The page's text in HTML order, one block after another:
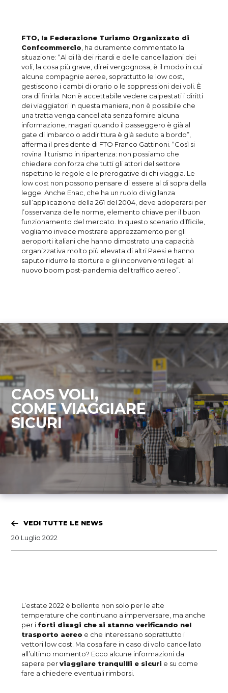
FTO, la Federazione Turismo Organizzato di
Confcommercio , ha duramente commentato la
situazione: “Al di là dei ritardi e delle cancellazioni dei
voli, la cosa più grave, direi vergognosa, è il modo in cui
alcune compagnie aeree, soprattutto le low cost,
gestiscono i cambi di orario o le soppressioni dei voli. È
ora di finirla. Non è accettabile vedere calpestati i diritti
dei viaggiatori in questa maniera, non è possibile che
una tratta venga cancellata senza fornire alcuna
informazione, magari quando il passeggero è già al
gate di imbarco o addirittura è già seduto a bordo”,
afferma il presidente di FTO Franco Gattinoni. “Così si
rovina il turismo in ripartenza: non possiamo che
chiedere con forza che tutti gli attori del settore
rispettino le regole e le prerogative di chi viaggia. Le
low cost non possono pensare di essere al di sopra della
legge. Anche Enac, che ha un ruolo di vigilanza
sull’applicazione della 261 del 2004, deve adoperarsi per
l’osservanza delle norme, elemento chiave per il buon
funzionamento del mercato. In questo scenario difficile,
vogliamo invece mostrare apprezzamento per gli
aeroporti italiani che hanno dimostrato una capacità
organizzativa molto più elevata di altri Paesi e hanno
saputo ridurre le storture e gli inconvenienti legati al
nuovo boom post-pandemia del traffico aereo”.
CAOS VOLI,
COME VIAGGIARE
SICURI
VEDI TUTTE LE NEWS
20 Luglio 2022
L’estate 2022 è bollente non solo per le alte
temperature che continuano a imperversare, ma anche
per i forti disagi che si stanno verificando nel
trasporto aereo e che interessano soprattutto i
vettori low cost. Ma cosa fare in caso di volo cancellato
all’ultimo momento? Ecco alcune informazioni da
sapere perviaggiare tranquilli e sicuri e su come
fare a chiedere eventuali rimborsi.